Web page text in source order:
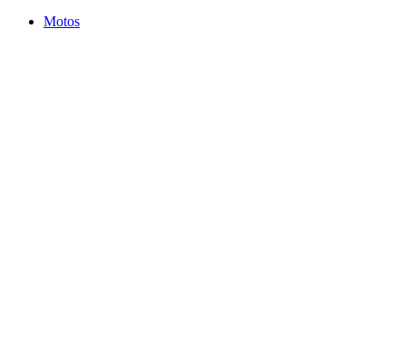
Motos